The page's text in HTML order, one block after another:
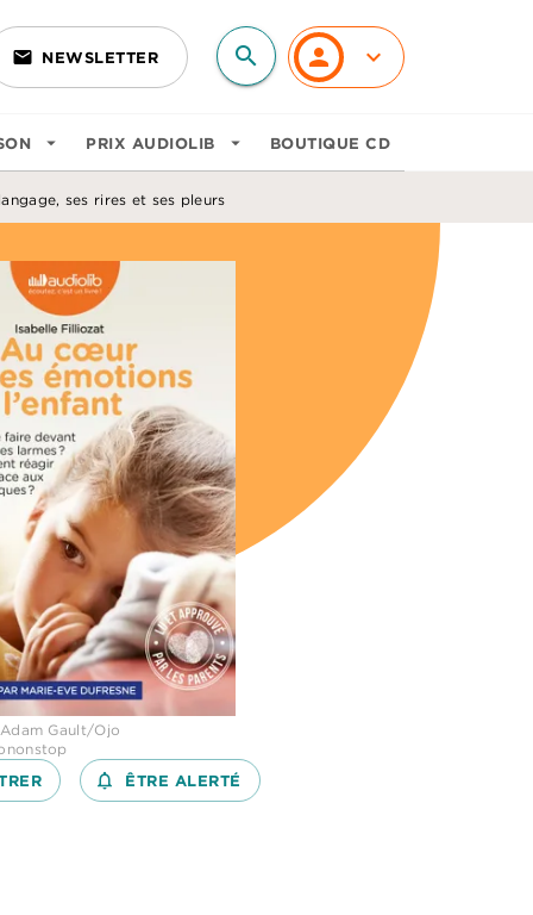
email NEWSLETTER search personn keyboard_arrow_down
arrow_drop_down PRIX AUDIOLIB arrow_drop_down BOUTIQUE CD
ses rires et ses pleurs
Gault/Ojo
notifications_none_outlined
ÊTRE ALERTÉ